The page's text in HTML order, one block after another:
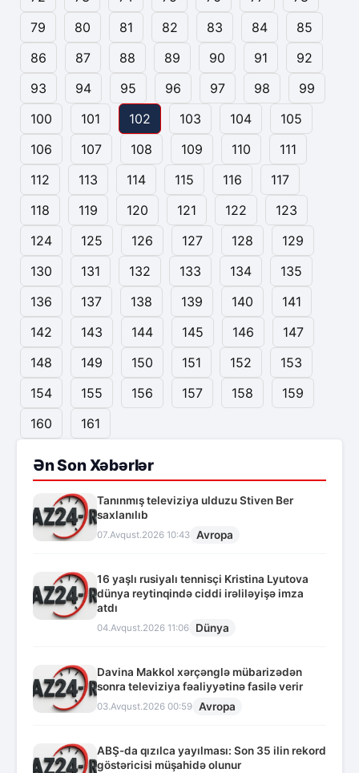
79
80 81 82 83 84
85
86
87 88 89 90 91
92
93
94 95 96 97 98
99
100
101 102 103 104
105
106
107 108 109 110
111
112
113 114 115 116
117
118
119 120 121 122
123
124
125 126 127 128
129
130
131 132 133 134
135
136
137 138 139 140
141
142
143 144 145 146
147
148
149 150 151 152
153
154
155 156 157 158
159
160
161
Ən Son Xəbərlər
Tanınmış televiziya ulduzu Stiven Ber
saxlanılıb
07.Avqust.2026 10:43 Avropa
16 yaşlı rusiyalı tennisçi Kristina Lyutova
dünya reytinqində ciddi irəliləyişə imza
atdı
04.Avqust.2026 11:06 Dünya
Davina Makkol xərçənglə mübarizədən
sonra televiziya fəaliyyətinə fasilə verir
03.Avqust.2026 00:59 Avropa
ABŞ-da qızılca yayılması: Son 35 ilin rekord
göstəricisi müşahidə olunur